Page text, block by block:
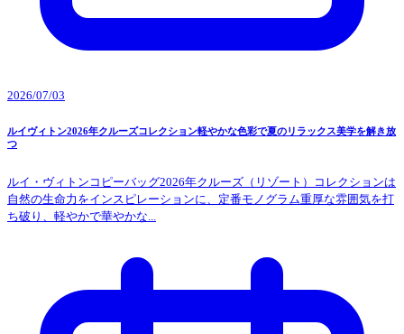
2026/07/03
ルイヴィトン2026年クルーズコレクション軽やかな色彩で夏のリラックス美学を解き放
つ
ルイ・ヴィトンコピーバッグ2026年クルーズ（リゾート）コレクションは
自然の生命力をインスピレーションに、定番モノグラム重厚な雰囲気を打
ち破り、軽やかで華やかな...